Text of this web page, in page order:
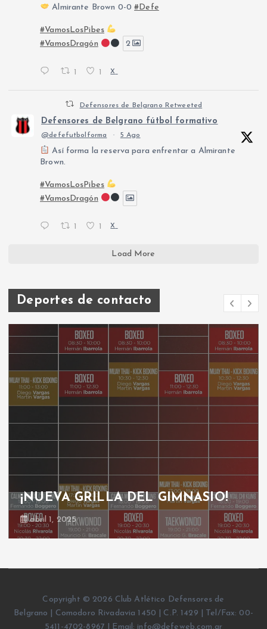
Almirante Brown 0-0#Defe
#VamosLosPibes
#VamosDragón
2
1 1 X
Defensores de Belgrano Retweeted
Defensores de Belgrano fútbol formativo
@defefutbolforma · 5 Ago
Así forma la reserva para enfrentar a Almirante
Brown.
#VamosLosPibes
#VamosDragón
X
Load More
Deportes de contacto
¡NUEVA GRILLA DEL GIMNASIO!
abril 1, 2025
Copyright © 2026 Club Atlético Defensores de
Belgrano | Comodoro Rivadavia 1450 | C.P. 1429 | Tel/Fax: 00-
5411-4702-8967 | Email: info@defeweb.com.ar